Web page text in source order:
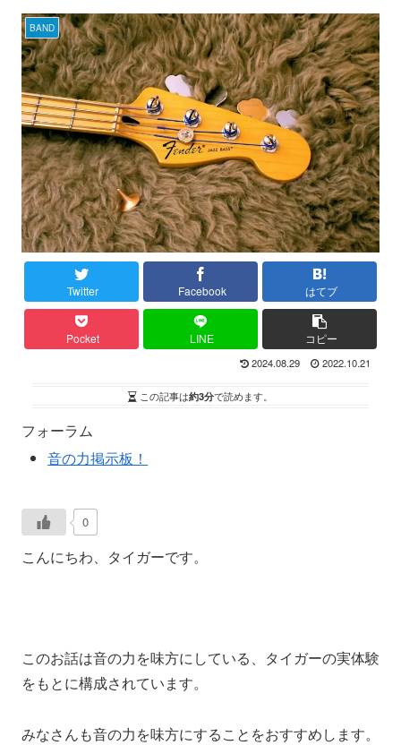
BAND
Twitter Facebook はてブ
Pocket LINE コピー
2024.08.29 2022.10.21
この記事は約3分で読めます。
フォーラム
音の力掲示板！
0
こんにちわ、タイガーです。
このお話は音の力を味方にしている、タイガーの実体験
をもとに構成されています。
みなさんも音の力を味方にすることをおすすめします。